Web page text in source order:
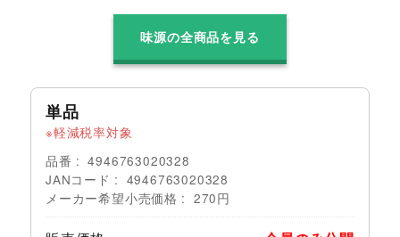
味源の全商品を見る
単品
軽減税率対象
品番
4946763020328
JANコード
4946763020328
メーカー希望小売価格
270円